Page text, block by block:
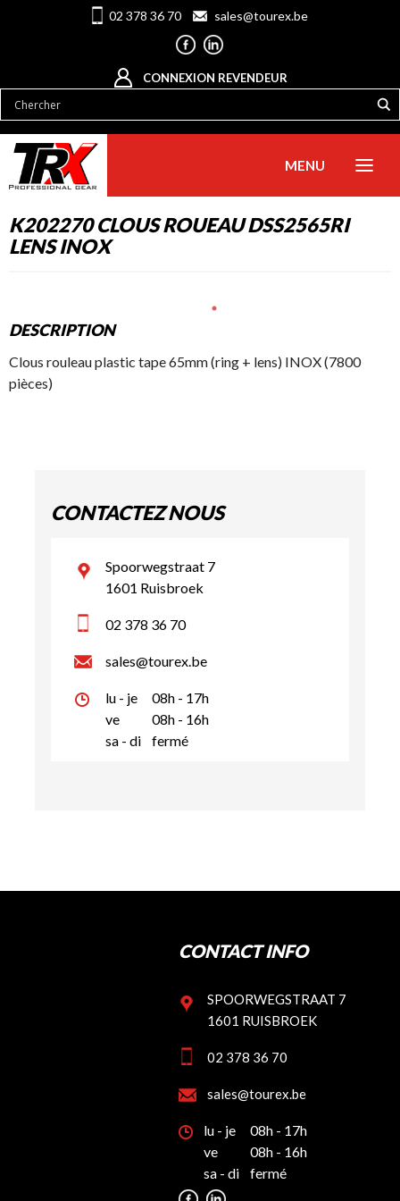
02 378 36 70 sales@tourex.be
CONNEXION REVENDEUR
MENU
K202270 CLOUS ROUEAU DSS2565RI
LENS INOX
DESCRIPTION
Clous rouleau plastic tape 65mm (ring + lens) INOX (7800
pièces)
CONTACTEZ NOUS
Spoorwegstraat 7
1601 Ruisbroek
02 378 36 70
sales@tourex.be
lu - je
08h - 17h
ve
08h - 16h
sa - di
fermé
CONTACT INFO
SPOORWEGSTRAAT 7
1601 RUISBROEK
02 378 36 70
sales@tourex.be
lu - je
08h - 17h
ve
08h - 16h
sa - di
fermé